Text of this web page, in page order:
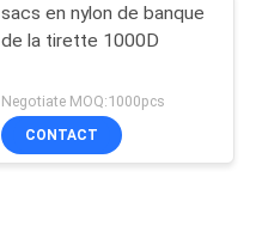
sacs en nylon de banque
de la tirette 1000D
Negotiate MOQ:1000pcs
CONTACT